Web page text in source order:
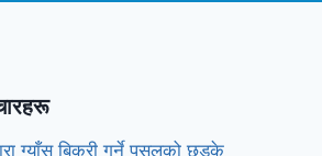
ग्याँस बिक्री गर्ने पसलको छड्के